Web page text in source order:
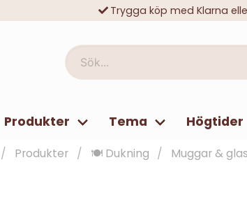
Trygga köp med Klarna
Sök...
Produkter Tema Högtider
Produkter 🍽️ Dukning Muggar & glas